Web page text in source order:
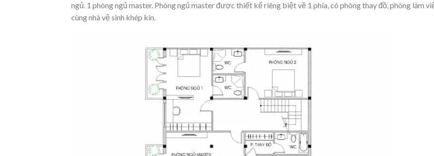
ngủ. 1 phòng ngủ master. Phòng ngủ master được thiết kế riêng biệt về 1 phía, có phòng thay đồ, phòng làm
cùng nhà vệ sinh khép kín.